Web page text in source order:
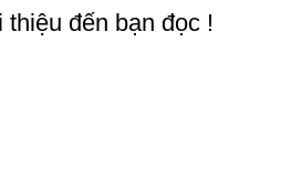
thiệu đến bạn đọc !